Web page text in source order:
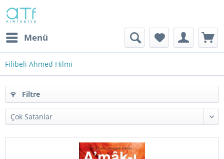
Menü
Filibeli Ahmed Hilmi
Filtre